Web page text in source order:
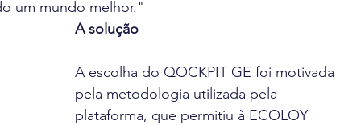
um mundo melhor."
A solução
A escolha do QOCKPIT GE foi motivada
pela metodologia utilizada pela
plataforma, que permitiu à ECOLOY